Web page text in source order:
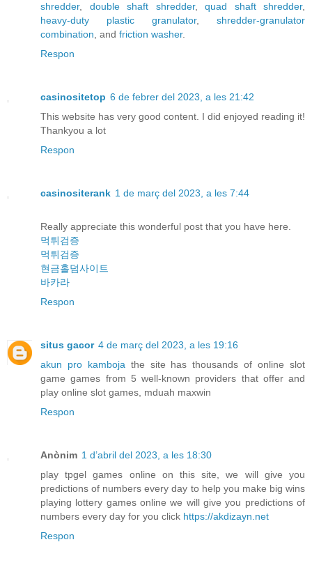
shredder, double shaft shredder, quad shaft shredder,
heavy-duty plastic granulator, shredder-granulator
combination, and friction washer.
Respon
casinositetop 6 de febrer del 2023, a les 21:42
This website has very good content. I did enjoyed reading it!
Thankyou a lot
Respon
casinositerank 1 de març del 2023, a les 7:44
Really appreciate this wonderful post that you have here.
먹튀검증
먹튀검증
현금홀덤사이트
바카라
Respon
situs gacor 4 de març del 2023, a les 19:16
akun pro kambojathe site has thousands of online slot
game games from 5 well-known providers that offer and
play online slot games, mduah maxwin
Respon
Anònim 1 d’abril del 2023, a les 18:30
play tpgel games online on this site, we will give you
predictions of numbers every day to help you make big wins
playing lottery games online we will give you predictions of
numbers every day for you click https://akdizayn.net
Respon